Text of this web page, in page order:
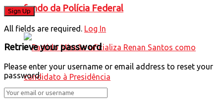
fundo da Polícia Federal
All fields are required. Log In
Retrieve your password
Please enter your username or email address to reset your
password.